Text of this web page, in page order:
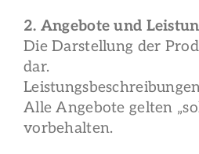
2. Angebote und
Die Darstellung der
dar.
Alle Angebote gelten
vorbehalten.